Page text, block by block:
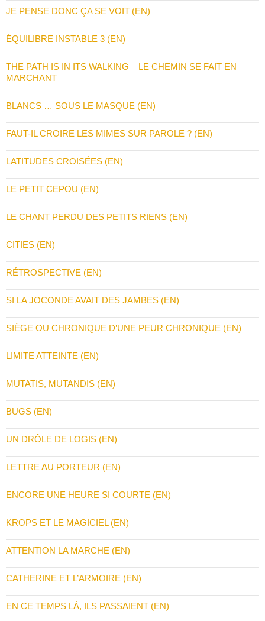
JE PENSE DONC ÇA SE VOIT (EN)
ÉQUILIBRE INSTABLE 3 (EN)
THE PATH IS IN ITS WALKING – LE CHEMIN SE FAIT EN
MARCHANT
BLANCS … SOUS LE MASQUE (EN)
FAUT-IL CROIRE LES MIMES SUR PAROLE ? (EN)
LATITUDES CROISÉES (EN)
LE PETIT CEPOU (EN)
LE CHANT PERDU DES PETITS RIENS (EN)
CITIES (EN)
RÉTROSPECTIVE (EN)
SI LA JOCONDE AVAIT DES JAMBES (EN)
SIÈGE OU CHRONIQUE D’UNE PEUR CHRONIQUE (EN)
LIMITE ATTEINTE (EN)
MUTATIS, MUTANDIS (EN)
BUGS (EN)
UN DRÔLE DE LOGIS (EN)
LETTRE AU PORTEUR (EN)
ENCORE UNE HEURE SI COURTE (EN)
KROPS ET LE MAGICIEL (EN)
ATTENTION LA MARCHE (EN)
CATHERINE ET L’ARMOIRE (EN)
EN CE TEMPS LÀ, ILS PASSAIENT (EN)